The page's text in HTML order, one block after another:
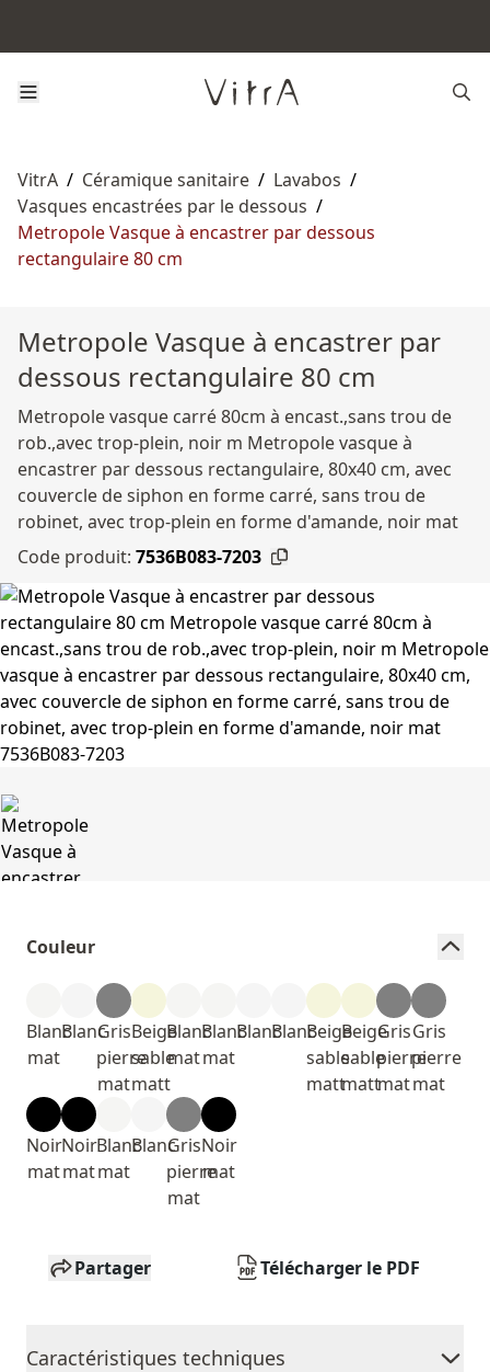
VitrA / Céramique sanitaire / Lavabos /
Vasques encastrées par le dessous /
Metropole Vasque à encastrer par dessous
rectangulaire 80 cm
Metropole Vasque à encastrer par
dessous rectangulaire 80 cm
Metropole vasque carré 80cm à encast.,sans trou de
rob.,avec trop-plein, noir m Metropole vasque à
encastrer par dessous rectangulaire, 80x40 cm, avec
couvercle de siphon en forme carré, sans trou de
robinet, avec trop-plein en forme d'amande, noir mat
Code produit: 7536B083-7203
Couleur
Blanc
mat
BlancGris
pierre
mat
Beige
sable
matt
Blanc
mat
Blanc
mat
BlancBlancBeige
sable
matt
Beige
sable
matt
Gris
pierre
mat
Gris
pierre
mat
Noir
mat
Noir
mat
Blanc
mat
BlancGris
pierre
mat
Noir
mat
Partager Télécharger le PDF
Caractéristiques techniques